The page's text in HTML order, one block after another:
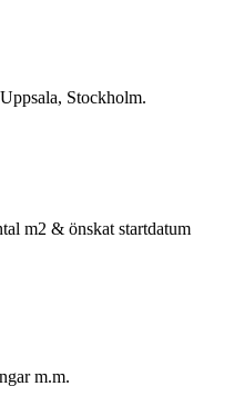
Stockholm.
m2 & önskat startdatum
m.m.